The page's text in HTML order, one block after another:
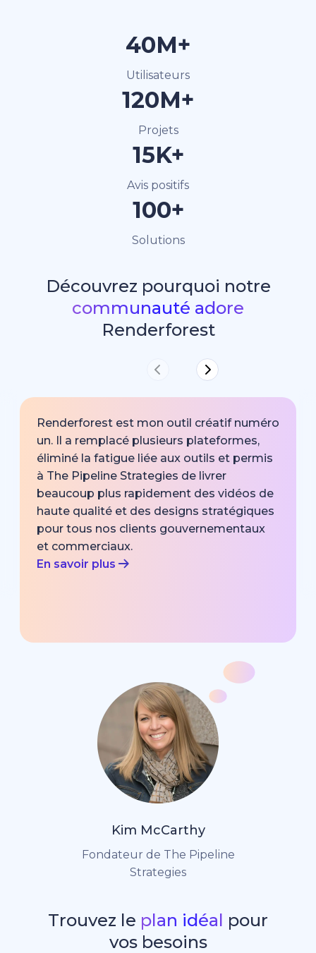
40M+
Utilisateurs
120M+
Projets
15K+
Avis positifs
100+
Solutions
Découvrez pourquoi notre
communauté adore
Renderforest
Renderforest est mon outil créatif numéro
un. Il a remplacé plusieurs plateformes,
éliminé la fatigue liée aux outils et permis
à The Pipeline Strategies de livrer
beaucoup plus rapidement des vidéos de
haute qualité et des designs stratégiques
pour tous nos clients gouvernementaux
et commerciaux.
En savoir plus
Kim McCarthy
Fondateur de The Pipeline
Strategies
Trouvez le plan idéal pour
vos besoins